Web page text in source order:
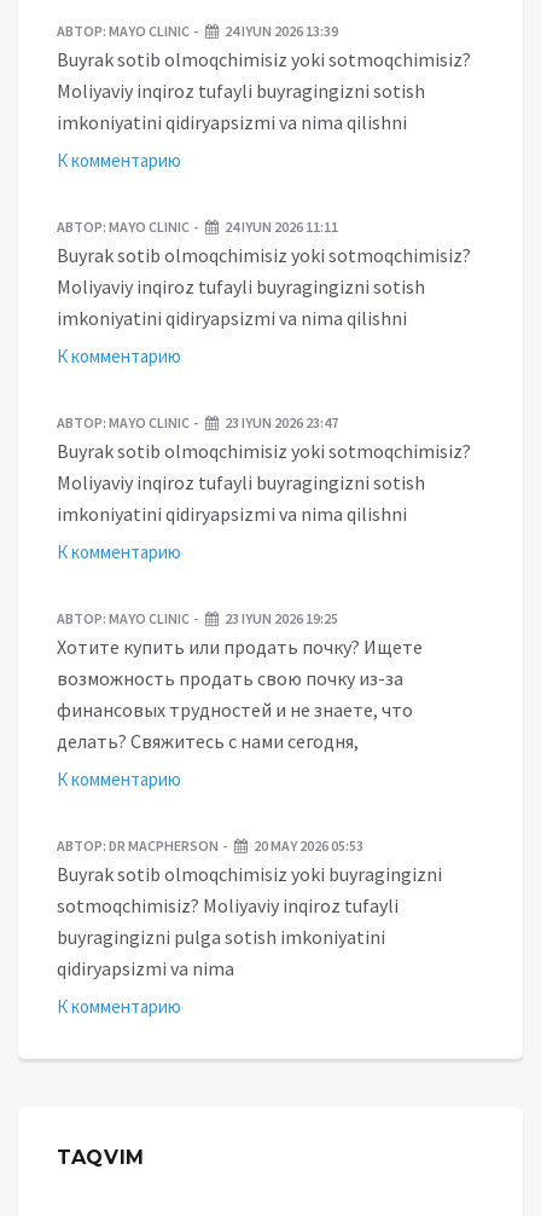
АВТОР: MAYO CLINIC 24 IYUN 2026 13:39
Buyrak sotib olmoqchimisiz yoki sotmoqchimisiz?
Moliyaviy inqiroz tufayli buyragingizni sotish
imkoniyatini qidiryapsizmi va nima qilishni
К комментарию
АВТОР: MAYO CLINIC 24 IYUN 2026 11:11
Buyrak sotib olmoqchimisiz yoki sotmoqchimisiz?
Moliyaviy inqiroz tufayli buyragingizni sotish
imkoniyatini qidiryapsizmi va nima qilishni
К комментарию
АВТОР: MAYO CLINIC 23 IYUN 2026 23:47
Buyrak sotib olmoqchimisiz yoki sotmoqchimisiz?
Moliyaviy inqiroz tufayli buyragingizni sotish
imkoniyatini qidiryapsizmi va nima qilishni
К комментарию
АВТОР: MAYO CLINIC 23 IYUN 2026 19:25
Хотите купить или продать почку? Ищете
возможность продать свою почку из-за
финансовых трудностей и не знаете, что
делать? Свяжитесь с нами сегодня,
К комментарию
АВТОР: DR MACPHERSON 20 MAY 2026 05:53
Buyrak sotib olmoqchimisiz yoki buyragingizni
sotmoqchimisiz? Moliyaviy inqiroz tufayli
buyragingizni pulga sotish imkoniyatini
qidiryapsizmi va nima
К комментарию
TAQVIM